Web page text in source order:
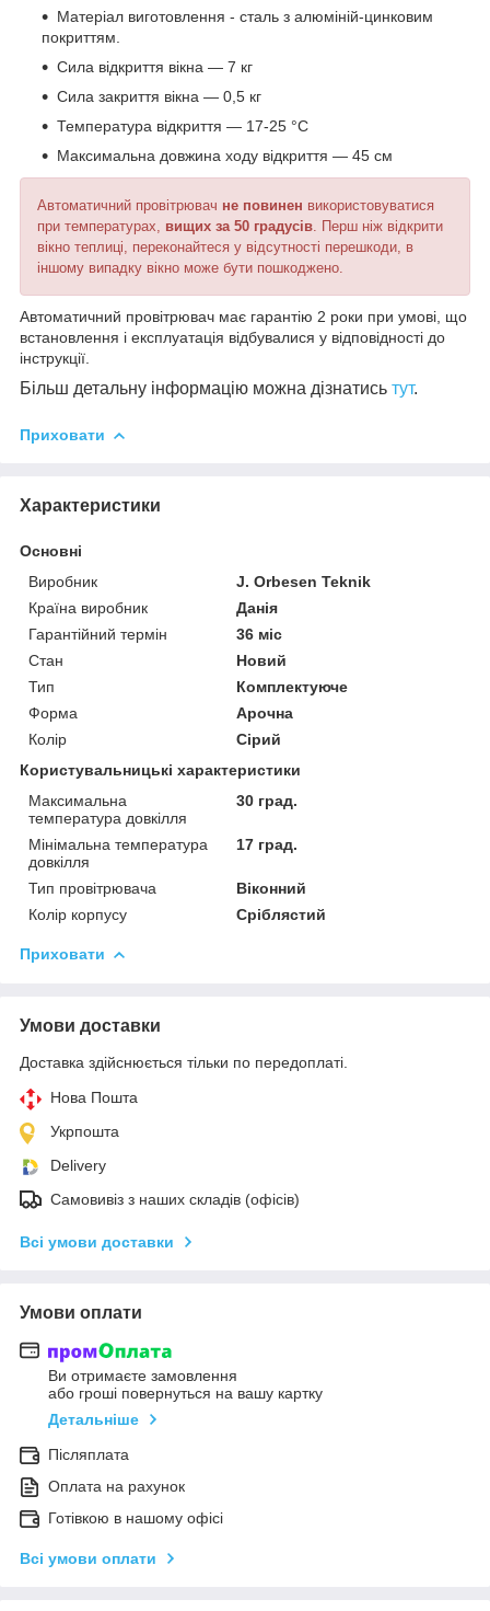
Матеріал виготовлення - сталь з алюміній-цинковим
покриттям.
Сила відкриття вікна ― 7 кг
Сила закриття вікна ― 0,5 кг
Температура відкриття ― 17-25 °С
Максимальна довжина ходу відкриття ― 45 см
Автоматичний провітрювач не повинен використовуватися
при температурах, вищих за 50 градусів . Перш ніж відкрити
вікно теплиці, переконайтеся у відсутності перешкоди, в
іншому випадку вікно може бути пошкоджено.
Автоматичний провітрювач має гарантію 2 роки при умові, що
встановлення і експлуатація відбувалися у відповідності до
інструкції.
Більш детальну інформацію можна дізнатись тут.
Приховати
Характеристики
Основні
Виробник
J. Orbesen Teknik
Країна виробник
Данія
Гарантійний термін
36 міс
Стан
Новий
Тип
Комплектуюче
Форма
Арочна
Колір
Сірий
Користувальницькі характеристики
Максимальна
температура довкілля
30 град.
Мінімальна температура
довкілля
17 град.
Тип провітрювача
Віконний
Колір корпусу
Сріблястий
Приховати
Умови доставки
Доставка здійснюється тільки по передоплаті.
Нова Пошта
Укрпошта
Delivery
Самовивіз з наших складів (офісів)
Всі умови доставки
Умови оплати
Ви отримаєте замовлення
або гроші повернуться на вашу картку
Детальніше
Післяплата
Оплата на рахунок
Готівкою в нашому офісі
Всі умови оплати